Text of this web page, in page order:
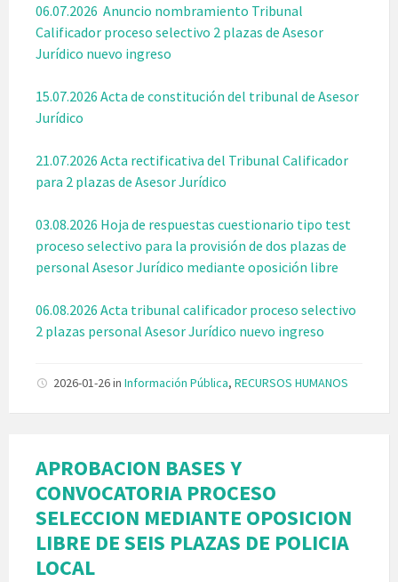
06.07.2026 Anuncio nombramiento Tribunal
Calificador proceso selectivo 2 plazas de Asesor
Jurídico nuevo ingreso
15.07.2026 Acta de constitución del tribunal de Asesor
Jurídico
21.07.2026 Acta rectificativa del Tribunal Calificador
para 2 plazas de Asesor Jurídico
03.08.2026 Hoja de respuestas cuestionario tipo test
proceso selectivo para la provisión de dos plazas de
personal Asesor Jurídico mediante oposición libre
06.08.2026 Acta tribunal calificador proceso selectivo
2 plazas personal Asesor Jurídico nuevo ingreso
2026-01-26in Información Pública, RECURSOS HUMANOS
APROBACION BASES Y
CONVOCATORIA PROCESO
SELECCION MEDIANTE OPOSICION
LIBRE DE SEIS PLAZAS DE POLICIA
LOCAL